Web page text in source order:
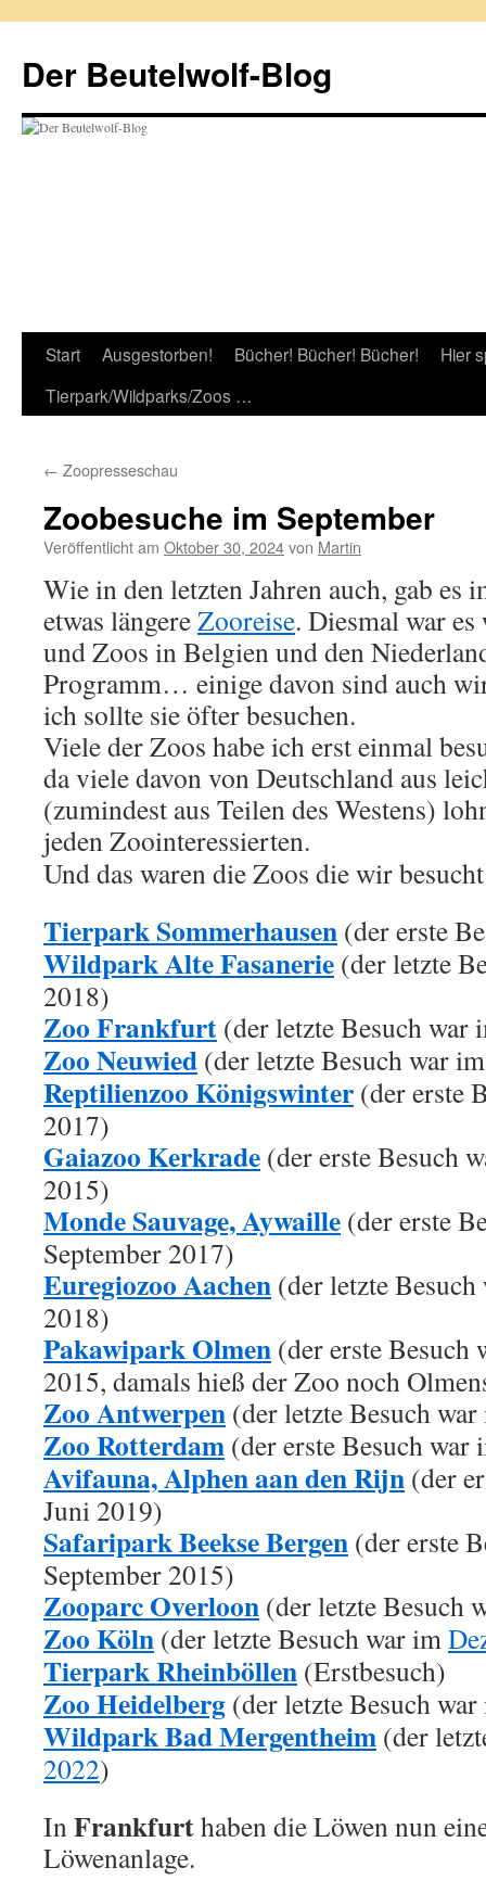
springen
Der Beutelwolf-Blog
Start Ausgestorben! Bücher! Bücher! Bücher!
Hier
Tierpark/Wildparks/Zoos …
← Zoopresseschau
Zoobesuche im September
Veröffentlicht am Oktober 30, 2024von Martin
Wie in den letzten Jahren auch, gab es
etwas längereZooreise. Diesmal war
und Zoos in Belgien und den
Programm… einige davon sind auch
ich sollte sie öfter besuchen.
Viele der Zoos habe ich erst einmal
da viele davon von Deutschland aus
(zumindest aus Teilen des Westens)
jeden Zoointeressierten.
Und das waren die Zoos die wir
Tierpark Sommerhausen (der erste
Wildpark Alte Fasanerie (der letzte
2018)
Zoo Frankfurt (der letzte Besuch war
Zoo Neuwied (der letzte Besuch war
Reptilienzoo Königswinter (der erste
2017)
Gaiazoo Kerkrade (der erste Besuch
2015)
Monde Sauvage, Aywaille (der erste
September 2017)
Euregiozoo Aachen (der letzte
2018)
Pakawipark Olmen (der erste Besuch
2015, damals hieß der Zoo noch
Zoo Antwerpen (der letzte Besuch
Zoo Rotterdam (der erste Besuch war
Avifauna, Alphen aan den Rijn (der
Juni 2019)
Safaripark Beekse Bergen (der erste
September 2015)
Zooparc Overloon (der letzte Besuch
Zoo Köln (der letzte Besuch war im
Tierpark Rheinböllen (Erstbesuch)
Zoo Heidelberg (der letzte Besuch
Wildpark Bad Mergentheim (der
2022)
InFrankfurthaben die Löwen nun
Löwenanlage.